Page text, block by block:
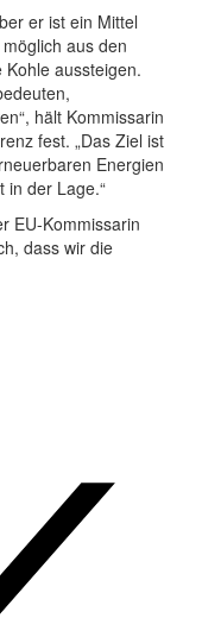
er ist ein Mittel
aus den
aussteigen.
hält Kommissarin
fest. „Das Ziel ist
Energien
in der Lage.“
EU-Kommissarin
dass wir die